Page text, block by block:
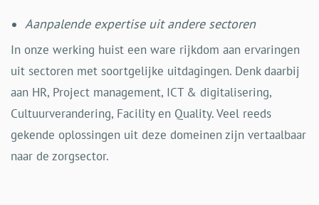
Aanpalende expertise uit andere sectoren
In onze werking huist een ware rijkdom aan ervaringen
uit sectoren met soortgelijke uitdagingen. Denk daarbij
aan HR, Project management, ICT & digitalisering,
Cultuurverandering, Facility en Quality. Veel reeds
gekende oplossingen uit deze domeinen zijn vertaalbaar
naar de zorgsector.